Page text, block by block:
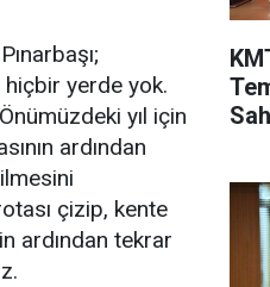
hiçbir yerde yok.
yıl için
ardından
çizip, kente
ardından tekrar